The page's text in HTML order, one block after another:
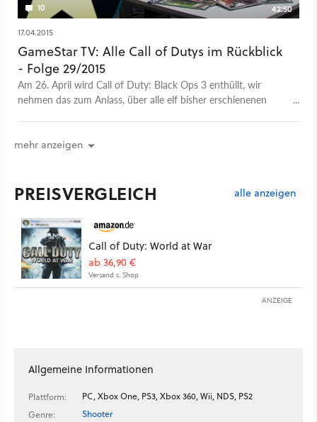
10 42:50
17.04.2015
GameStar TV: Alle Call of Dutys im Rückblick
- Folge 29/2015
Am 26. April wird Call of Duty: Black Ops 3 enthüllt, wir
nehmen das zum Anlass, über alle elf bisher erschienenen
Ende haben sie den Salat: Die längste Folge GameStar TV aller
mehr anzeigen
PREISVERGLEICH alle anzeigen
Call of Duty: World at War
ab 36,90 €
Versand s. Shop
ANZEIGE
Allgemeine Informationen
Plattform:
PC, Xbox One, PS3, Xbox 360, Wii, NDS, PS2
Genre:
Shooter